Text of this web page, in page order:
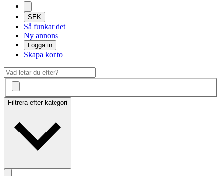
SEK
Så funkar det
Ny annons
Logga in
Skapa konto
Filtrera efter kategori